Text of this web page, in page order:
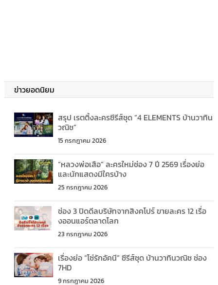
ข่าวยอดนิยม
สรุป เรตติ้งละครซีรีส์ชุด “4 ELEMENTS บ้านวาทิน
วณิช”
15 กรกฎาคม 2026
“หลวงพ่อเสือ” ละครใหม่ช่อง 7 ปี 2569 เรื่องย่อ
และนักแสดงมีใครบ้าง
25 กรกฎาคม 2026
ช่อง 3 ปิดดีลบริษัทจากสิงคโปร์ ขายละคร 12 เรื่อ
งออนแอร์ตลาดโลก
23 กรกฎาคม 2026
เรื่องย่อ “โซ่รักอัคนี” ซีรีส์ชุด บ้านวาทินวณิช ช่อง
7HD
9 กรกฎาคม 2026